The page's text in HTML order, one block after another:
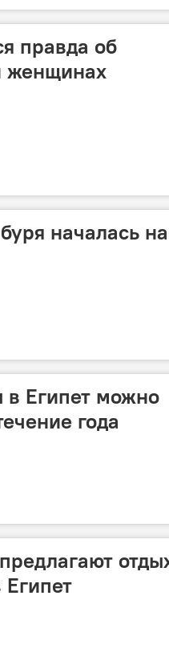
правда об
женщинах
началась на
Египет можно
года